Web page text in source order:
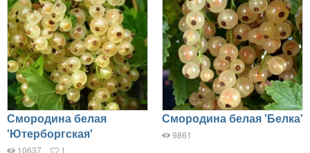
Смородина белая
'Ютерборгская'
10637 1
Смородина белая 'Белка'
9861